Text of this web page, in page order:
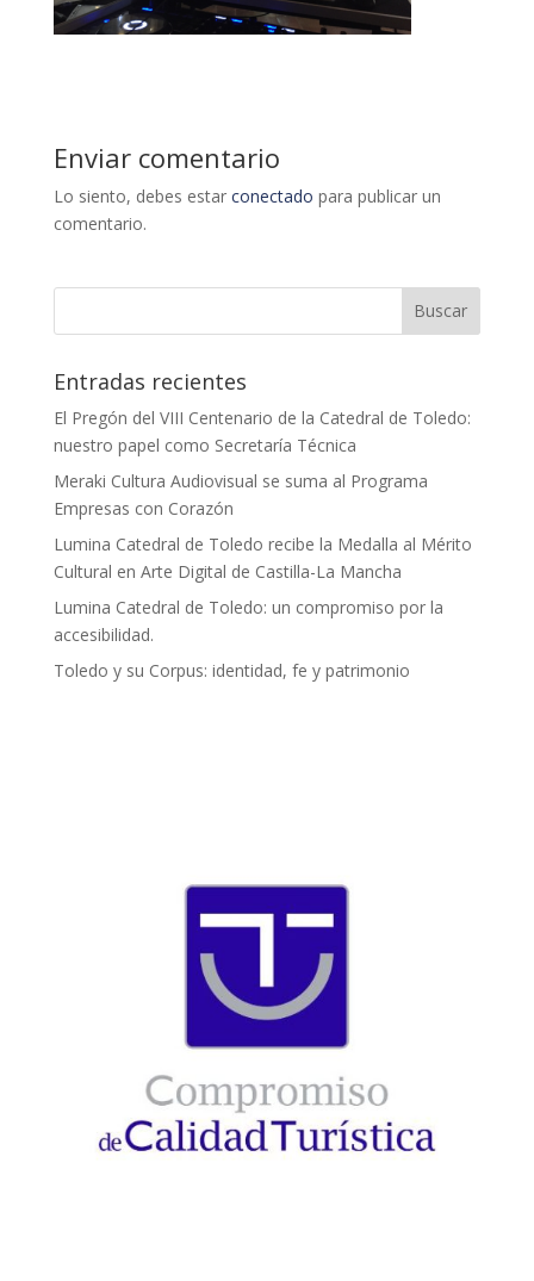
Enviar comentario
Lo siento, debes estar conectado para publicar un
comentario.
Entradas recientes
El Pregón del VIII Centenario de la Catedral de Toledo:
nuestro papel como Secretaría Técnica
Meraki Cultura Audiovisual se suma al Programa
Empresas con Corazón
Lumina Catedral de Toledo recibe la Medalla al Mérito
Cultural en Arte Digital de Castilla-La Mancha
Lumina Catedral de Toledo: un compromiso por la
accesibilidad.
Toledo y su Corpus: identidad, fe y patrimonio